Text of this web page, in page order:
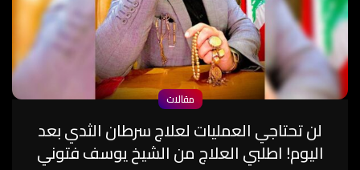
مقالات
لن تحتاجي العمليات لعلاج سرطان الثدي بعد
اليوم! اطلبي العلاج من الشيخ يوسف فتوني